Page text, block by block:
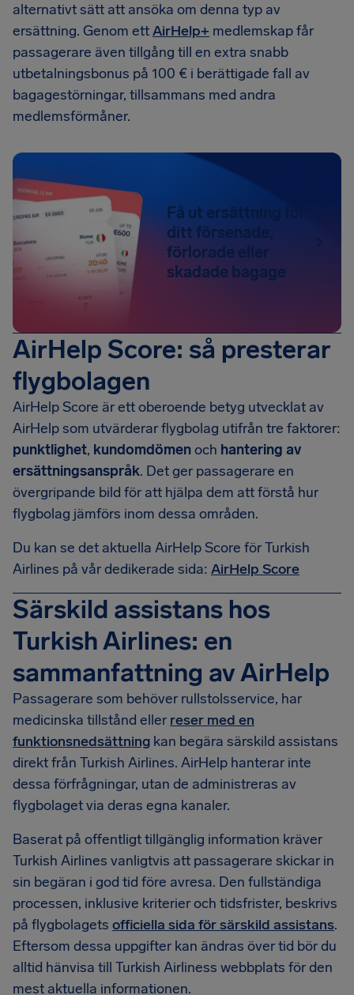
alternativt sätt att ansöka om denna typ av
ersättning. Genom ettAirHelp+ medlemskap får
passagerare även tillgång till en extra snabb
utbetalningsbonus på 100 € i berättigade fall av
bagagestörningar, tillsammans med andra
medlemsförmåner.
Få ut ersättning för
ditt försenade,
förlorade eller
skadade bagage
AirHelp Score: så presterar
flygbolagen
AirHelp Score är ett oberoende betyg utvecklat av
AirHelp som utvärderar flygbolag utifrån tre faktorer:
punktlighet, kundomdömenoch hantering av
ersättningsanspråk. Det ger passagerare en
övergripande bild för att hjälpa dem att förstå hur
flygbolag jämförs inom dessa områden.
Du kan se det aktuella AirHelp Score för Turkish
Airlines på vår dedikerade sida: AirHelp Score
Särskild assistans hos
Turkish Airlines: en
sammanfattning av AirHelp
Passagerare som behöver rullstolsservice, har
medicinska tillstånd eller reser med en
funktionsnedsättning kan begära särskild assistans
direkt från Turkish Airlines. AirHelp hanterar inte
dessa förfrågningar, utan de administreras av
flygbolaget via deras egna kanaler.
Baserat på offentligt tillgänglig information kräver
Turkish Airlines vanligtvis att passagerare skickar in
sin begäran i god tid före avresa. Den fullständiga
processen, inklusive kriterier och tidsfrister, beskrivs
på flygbolagets officiella sida för särskild assistans.
Eftersom dessa uppgifter kan ändras över tid bör du
alltid hänvisa till Turkish Airliness webbplats för den
mest aktuella informationen.